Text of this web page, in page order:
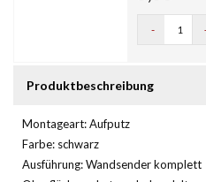
-
Produktbeschreibung
Montageart: Aufputz
Farbe: schwarz
Ausführung: Wandsender komplett